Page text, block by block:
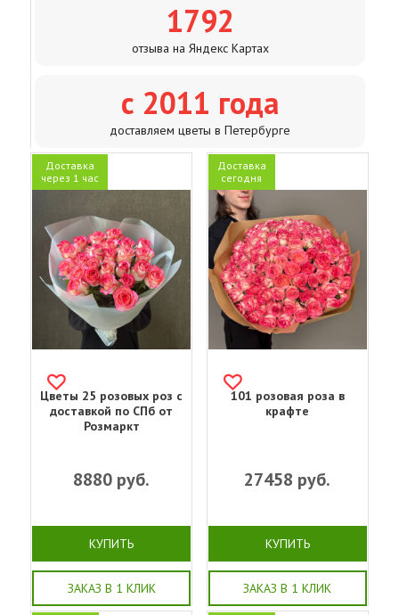
1792
отзыва на Яндекс Картах
с 2011 года
доставляем цветы в Петербурге
Доставка
через 1 час
Цветы 25 розовых роз с
доставкой по СПб от
Розмаркт
8880 руб.
КУПИТЬ
ЗАКАЗ В 1 КЛИК
Доставка
сегодня
101 розовая роза в
крафте
27458 руб.
КУПИТЬ
ЗАКАЗ В 1 КЛИК